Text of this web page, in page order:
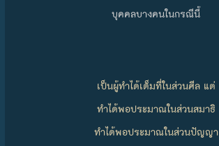
บุคคลบางคนในกรณีนี้
เป็นผู้ทำได้เต็มที่ในส่วนศีล แต่
ทำได้พอประมาณในส่วนสมาธิ
ทำได้พอประมาณในส่วนปัญญา